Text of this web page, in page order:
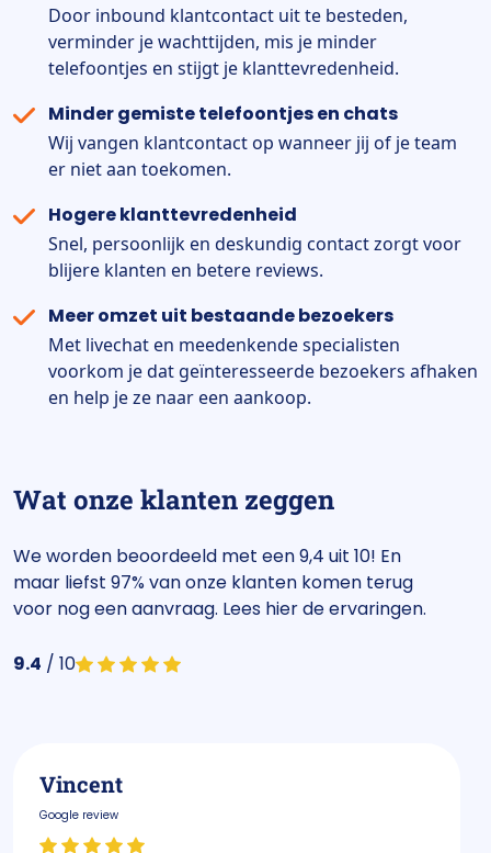
Door inbound klantcontact uit te besteden,
verminder je wachttijden, mis je minder
telefoontjes en stijgt je klanttevredenheid.
Minder gemiste telefoontjes en chats
Wij vangen klantcontact op wanneer jij of je team
er niet aan toekomen.
Hogere klanttevredenheid
Snel, persoonlijk en deskundig contact zorgt voor
blijere klanten en betere reviews.
Meer omzet uit bestaande bezoekers
Met livechat en meedenkende specialisten
voorkom je dat geïnteresseerde bezoekers afhaken
en help je ze naar een aankoop.
Wat onze klanten zeggen
We worden beoordeeld met een 9,4 uit 10! En
maar liefst 97% van onze klanten komen terug
voor nog een aanvraag. Lees hier de ervaringen.
9.4 / 10
Vincent
Google review